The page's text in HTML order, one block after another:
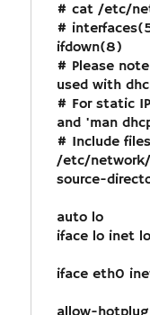
# cat /etc/
#
ifdown(8)
# Please
used with
# For static
and 'man
# Include
/etc/
source-
auto lo
iface lo inet
iface eth0